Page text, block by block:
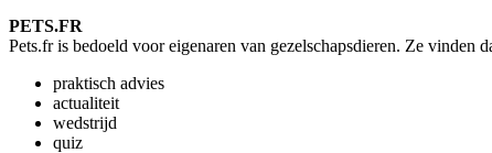
PETS.FR
Pets.fr is bedoeld voor eigenaren van gezelschapsdieren. Ze vinden
praktisch advies
actualiteit
wedstrijd
quiz